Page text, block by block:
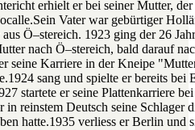
erhielt er bei seiner Mutter,
Vater war gebürtiger
aus Ö–stereich. 1923 ging der 26
nach Ö–stereich, bald darauf
seine Karriere in der Kneipe
sang und spielte er bereits bei
startete er seine Plattenkarriere
in reinstem Deutsch seine Schlager
hatte.1935 verliess er Berlin und